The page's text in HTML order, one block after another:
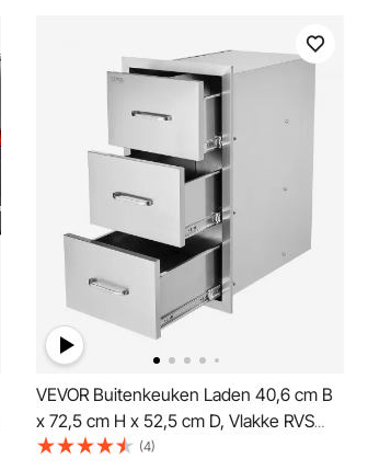
VEVOR Buitenkeuken Laden 40,6 cm B
x 72,5 cm H x 52,5 cm D, Vlakke RVS
Grill Laden met Drievoudige Toegang en
(4)